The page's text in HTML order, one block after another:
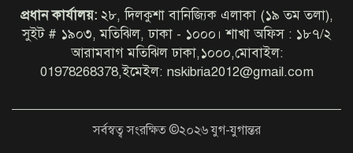
চাটখিলের মোহাম্মদপুর ইউনিয়নে
চেয়ারম্যান প্রার্থী হিসেবে আলোচনায়
মনির পাটোয়ারী
একটি চক্র জ্বালানি খাতকে অস্থিতিশীল
প্রধান কার্যালয়:২৮, দিলকুশা বানিজ্যিক এলাকা (১৯ তম তলা),
সুইট # ১৯০৩, মতিঝিল, ঢাকা - ১০০০। শাখা অফিস : ১৮৭/২
আরামবাগ মতিঝিল ঢাকা,১০০০,মোবাইল:
01978268378,ইমেইল: nskibria2012@gmail.com
সর্বস্বত্ব সংরক্ষিত ©২০২৬ যুগ-যুগান্তর